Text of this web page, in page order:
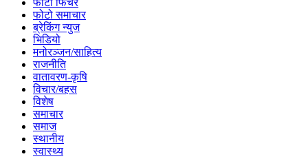
फोटो समाचार
ब्रेकिंग न्युज
भिडियो
मनोरञ्जन/साहित्य
राजनीति
वातावरण-कृषि
विचार/बहस
विशेष
समाचार
समाज
स्थानीय
स्वास्थ्य